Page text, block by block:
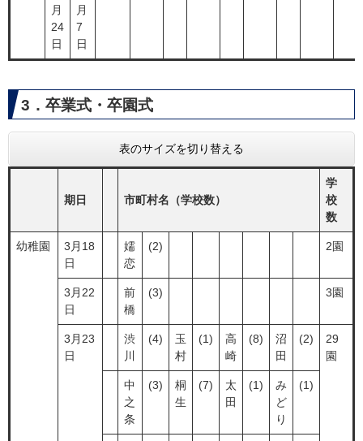
月
24
日
月
7
日
3．卒業式・卒園式
表のサイズを切り替える
期日 市町村名（学校数）
学
校
数
幼稚園
3月18
日
嬬
恋
(2) 2園
3月22
日
前
橋
(3) 3園
3月23
日
渋
川
(4)
玉
村
(1)
高
崎
(8)
沼
田
(2)
29
園
中
之
条
(3)
桐
生
(7)
太
田
(1)
み
ど
り
(1)